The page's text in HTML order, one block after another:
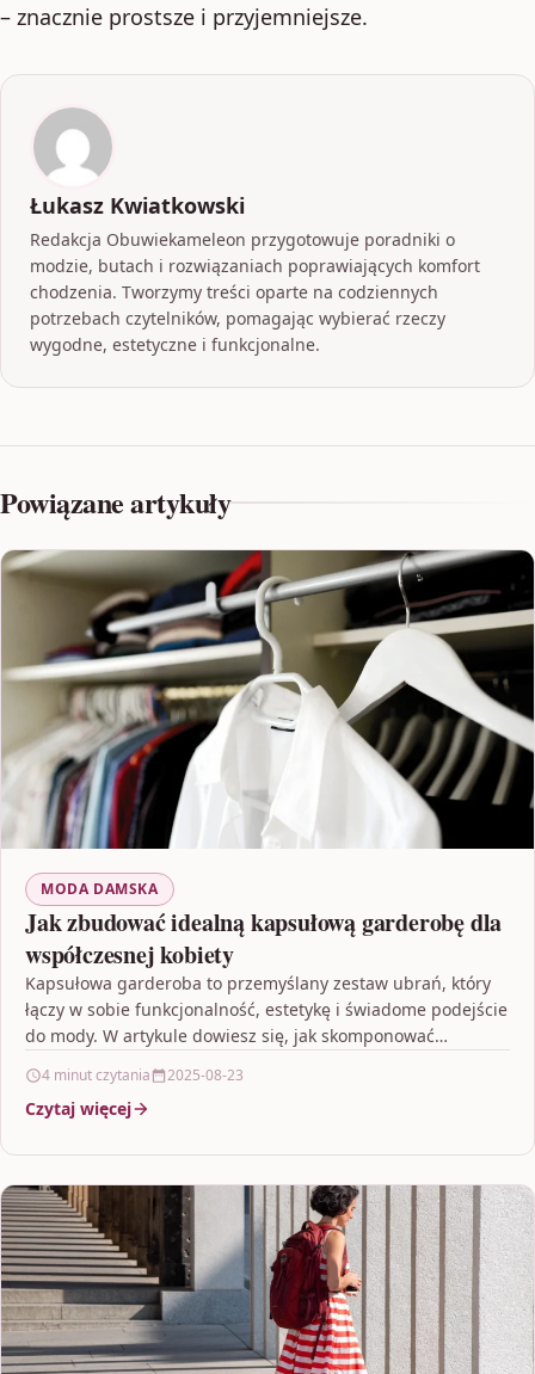
– znacznie prostsze i przyjemniejsze.
Łukasz Kwiatkowski
Redakcja Obuwiekameleon przygotowuje poradniki o
modzie, butach i rozwiązaniach poprawiających komfort
chodzenia. Tworzymy treści oparte na codziennych
potrzebach czytelników, pomagając wybierać rzeczy
wygodne, estetyczne i funkcjonalne.
Powiązane artykuły
MODA DAMSKA
Jak zbudować idealną kapsułową garderobę dla
współczesnej kobiety
Kapsułowa garderoba to przemyślany zestaw ubrań, który
łączy w sobie funkcjonalność, estetykę i świadome podejście
do mody. W artykule dowiesz się, jak skomponować
4 minut czytania 2025-08-23
Czytaj więcej